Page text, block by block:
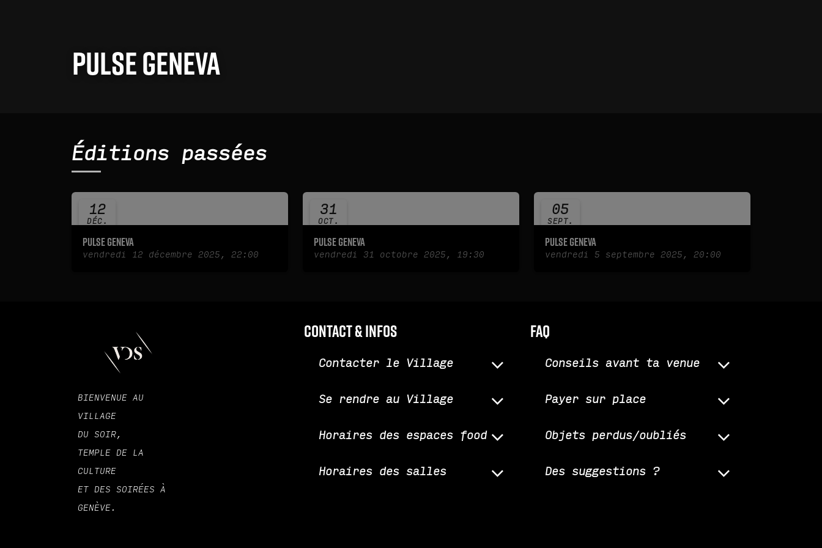
Pulse Geneva
Éditions passées
12
DÉC.
Pulse Geneva
vendredi 12 décembre 2025, 22:00
31
OCT.
Pulse Geneva
vendredi 31 octobre 2025, 19:30
05
SEPT.
Pulse Geneva
vendredi 5 septembre 2025, 20:00
BIENVENUE AU
VILLAGE
DU SOIR,
TEMPLE DE LA
CULTURE
ET DES SOIRÉES À
GENÈVE.
Contact & infos
Contacter le Village
Se rendre au Village
Horaires des espaces food
Horaires des salles
faq
Conseils avant ta venue
Payer sur place
Objets perdus/oubliés
Des suggestions ?